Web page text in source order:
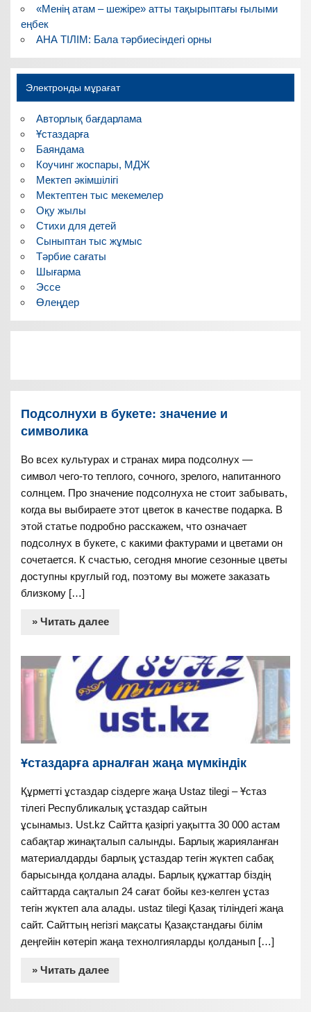
«Менің атам – шежіре» атты тақырыптағы ғылыми
еңбек
АНА ТІЛІМ: Бала тәрбиесіндегі орны
Электронды мұрағат
Авторлық бағдарлама
Ұстаздарға
Баяндама
Коучинг жоспары, МДЖ
Мектеп әкімшілігі
Мектептен тыс мекемелер
Оқу жылы
Стихи для детей
Сыныптан тыс жұмыс
Тәрбие сағаты
Шығарма
Эссе
Өлеңдер
Подсолнухи в букете: значение и
символика
Во всех культурах и странах мира подсолнух —
символ чего-то теплого, сочного, зрелого, напитанного
солнцем. Про значение подсолнуха не стоит забывать,
когда вы выбираете этот цветок в качестве подарка. В
этой статье подробно расскажем, что означает
подсолнух в букете, с какими фактурами и цветами он
сочетается. К счастью, сегодня многие сезонные цветы
доступны круглый год, поэтому вы можете заказать
близкому […]
» Читать далее
Ұстаздарға арналған жаңа мүмкіндік
Құрметті ұстаздар сіздерге жаңа Ustaz tilegi – Ұстаз
тілегі Республикалық ұстаздар сайтын
ұсынамыз. Ust.kz Сайтта қазіргі уақытта 30 000 астам
сабақтар жинақталып салынды. Барлық жарияланған
материалдарды барлық ұстаздар тегін жүктеп сабақ
барысында қолдана алады. Барлық құжаттар біздің
сайттарда сақталып 24 сағат бойы кез-келген ұстаз
тегін жүктеп ала алады. ustaz tilegi Қазақ тіліндегі жаңа
сайт. Сайттың негізгі мақсаты Қазақстандағы білім
деңгейін көтеріп жаңа технолгияларды қолданып […]
» Читать далее